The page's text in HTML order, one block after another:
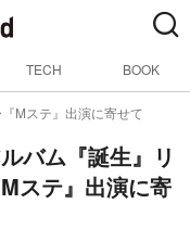
TECH BOOK
Mステ』出演に寄せて
バム『誕生』リ
ステ』出演に寄